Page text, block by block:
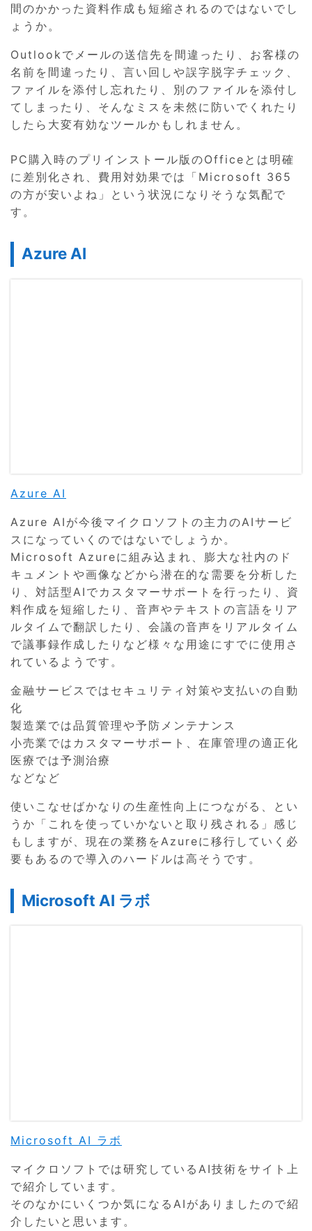
間のかかった資料作成も短縮されるのではないでし
ょうか。
Outlookでメールの送信先を間違ったり、お客様の
名前を間違ったり、言い回しや誤字脱字チェック、
ファイルを添付し忘れたり、別のファイルを添付し
てしまったり、そんなミスを未然に防いでくれたり
したら大変有効なツールかもしれません。
PC購入時のプリインストール版のOfficeとは明確
に差別化され、費用対効果では「Microsoft 365
の方が安いよね」という状況になりそうな気配で
す。
Azure AI
Azure AI
Azure AIが今後マイクロソフトの主力のAIサービ
スになっていくのではないでしょうか。
Microsoft Azureに組み込まれ、膨大な社内のド
キュメントや画像などから潜在的な需要を分析した
り、対話型AIでカスタマーサポートを行ったり、資
料作成を短縮したり、音声やテキストの言語をリア
ルタイムで翻訳したり、会議の音声をリアルタイム
で議事録作成したりなど様々な用途にすでに使用さ
れているようです。
金融サービスではセキュリティ対策や支払いの自動
化
製造業では品質管理や予防メンテナンス
小売業ではカスタマーサポート、在庫管理の適正化
医療では予測治療
などなど
使いこなせばかなりの生産性向上につながる、とい
うか「これを使っていかないと取り残される」感じ
もしますが、現在の業務をAzureに移行していく必
要もあるので導入のハードルは高そうです。
Microsoft AI ラボ
Microsoft AI ラボ
マイクロソフトでは研究しているAI技術をサイト上
で紹介しています。
そのなかにいくつか気になるAIがありましたので紹
介したいと思います。